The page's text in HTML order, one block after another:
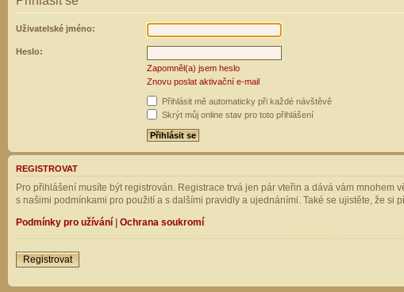
Uživatelské jméno:
Heslo:
Zapomněl(a) jsem heslo
Znovu poslat aktivační e-mail
Přihlásit mě automaticky při každé návštěvě
Skrýt můj online stav pro toto přihlášení
REGISTROVAT
Pro přihlášení musíte být registrován. Registrace trvá jen pár vteřin a dává vám
s našimi podmínkami pro použití a s dalšími pravidly a ujednáními. Také se ujistěte, že si
Podmínky pro užívání | Ochrana soukromí
Registrovat